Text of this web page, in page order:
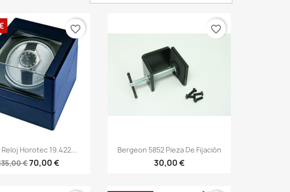
Reloj Horotec 19.422...
€70,00 €
favorite_border
Bergeon 5852 Pieza De Fijación
30,00 €
favorite_border